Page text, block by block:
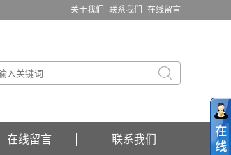
关于我们 -联系我们 -在线留言
在线留言 联系我们